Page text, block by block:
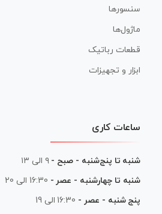
سنسورها
ماژول‌ها
قطعات رباتیک
ابزار و تجهیزات
ساعات کاری
شنبه تا پنج‌شنبه - صبح - ۹ الی ۱۳
شنبه تا چهارشنبه - عصر - 16:30 الی 20
پنج شنبه - عصر - 16:30 الی 19